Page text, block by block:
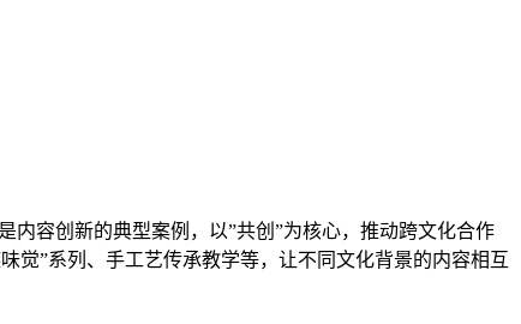
内容创新的典型案例，以”共创”为核心，推动跨文化合作
觉”系列、手工艺传承教学等，让不同文化背景的内容相互